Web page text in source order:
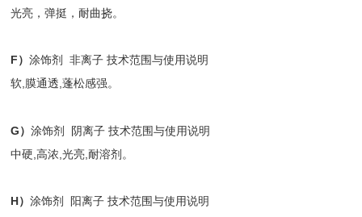
光亮，弹挺，耐曲挠。
F）涂饰剂 非离子 技术范围与使用说明
软,膜通透,蓬松感强。
G）涂饰剂 阴离子 技术范围与使用说明
中硬,高浓,光亮,耐溶剂。
H）涂饰剂 阳离子 技术范围与使用说明